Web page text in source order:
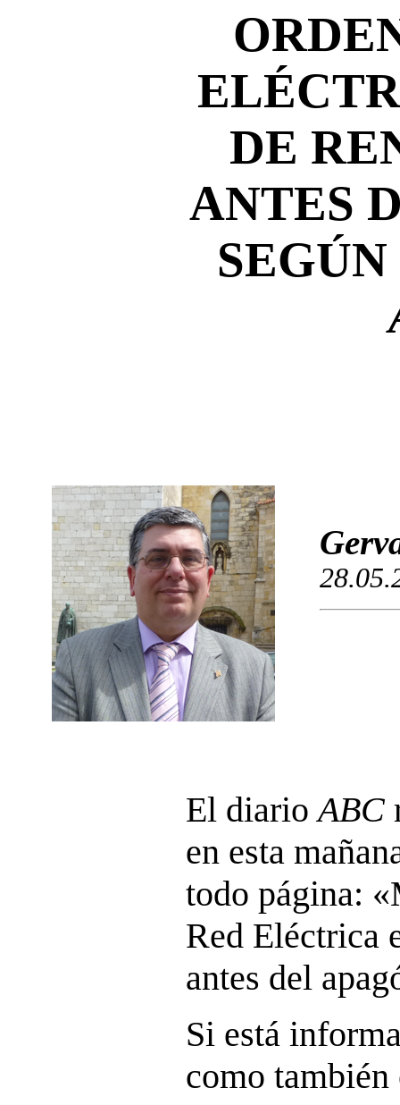
DE
ANTES
El diarioABC
en esta
todo página:
Red Eléctrica
antes del
Si está
como